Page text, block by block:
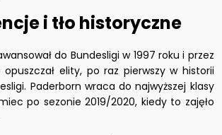
i tło historyczne
do Bundesligi w 1997 roku i przez
elity, po raz pierwszy w historii
Paderborn wraca do najwyższej klasy
po sezonie 2019/2020, kiedy to zajęło